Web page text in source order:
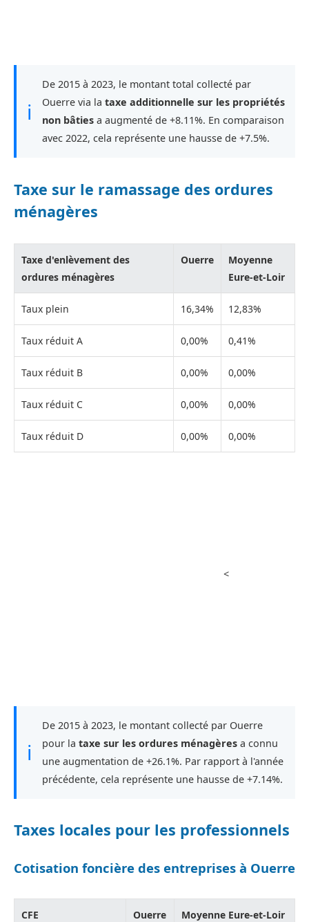
ℹ
De 2015 à 2023, le montant total collecté par
Ouerre via la taxe additionnelle sur les propriétés
non bâties a augmenté de +8.11%. En comparaison
avec 2022, cela représente une hausse de +7.5%.
Taxe sur le ramassage des ordures
ménagères
Taxe d'enlèvement des
ordures ménagères
Ouerre
Moyenne
Eure-et-Loir
Taux plein 16,34% 12,83%
Taux réduit A 0,00% 0,41%
Taux réduit B 0,00% 0,00%
Taux réduit C 0,00% 0,00%
Taux réduit D 0,00% 0,00%
<
ℹ
De 2015 à 2023, le montant collecté par Ouerre
pour la taxe sur les ordures ménagères a connu
une augmentation de +26.1%. Par rapport à l'année
précédente, cela représente une hausse de +7.14%.
Taxes locales pour les professionnels
Cotisation foncière des entreprises à Ouerre
CFE Ouerre Moyenne Eure-et-Loir